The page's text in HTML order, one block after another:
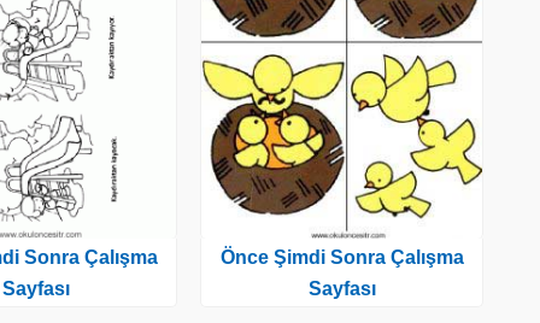
Sonra Çalışma
Sayfası
Önce Şimdi Sonra Çalışma
Sayfası